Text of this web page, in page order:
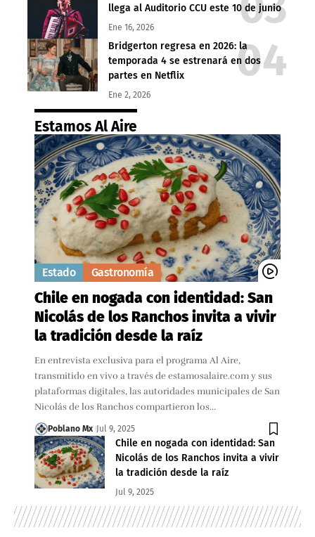
llega al Auditorio CCU este 10 de junio
Ene 16, 2026
Bridgerton regresa en 2026: la
temporada 4 se estrenará en dos
partes en Netflix
Ene 2, 2026
Estamos Al Aire
Estado Gastronomía
Chile en nogada con identidad: San
Nicolás de los Ranchos invita a vivir
la tradición desde la raíz
En entrevista exclusiva para el programa Al Aire,
transmitido en vivo a través de estamosalaire.com y sus
plataformas digitales, las autoridades municipales de San
Nicolás de los Ranchos compartieron los…
Poblano Mx Jul 9, 2025
Chile en nogada con identidad: San
Nicolás de los Ranchos invita a vivir
la tradición desde la raíz
Jul 9, 2025